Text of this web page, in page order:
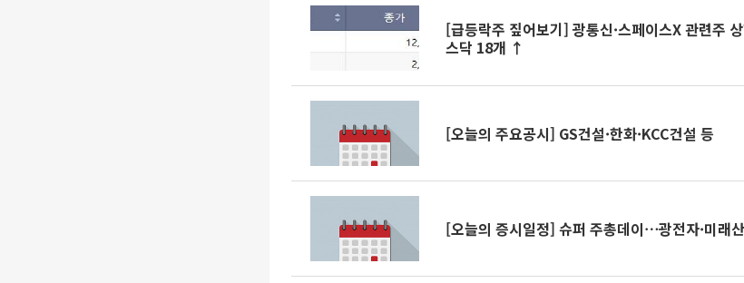
[급등락주 짚어보기] 광통신·스페이스X 관련주
스닥 18개 ↑
[오늘의 주요공시] GS건설·한화·KCC건설 등
[오늘의 증시일정] 슈퍼 주총데이⋯광전자·미래